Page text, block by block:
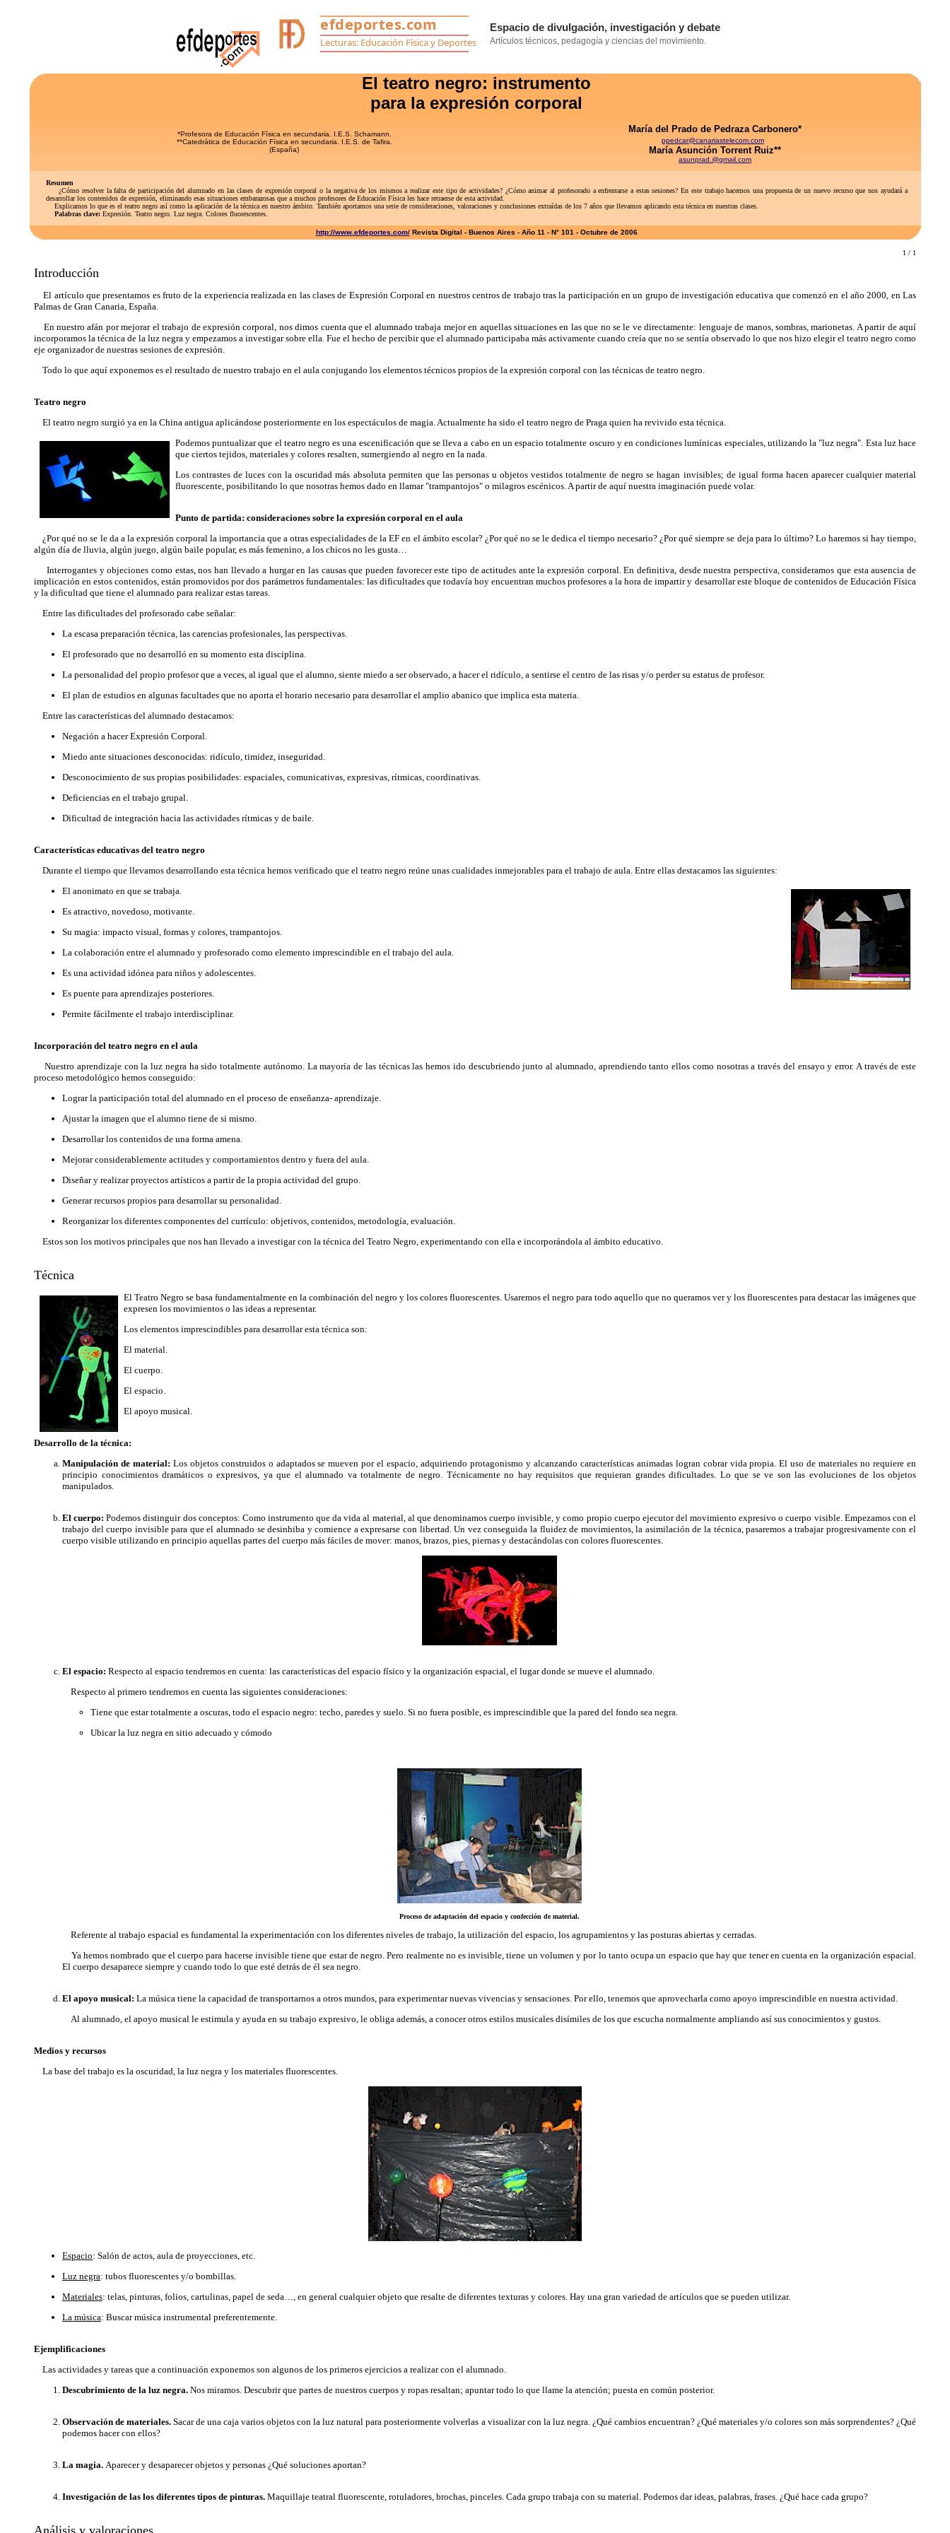
El teatro negro: instrumento
para la expresión corporal
*Profesora de Educación Física en secundaria. I.E.S. Schamann.
**Catedrática de Educación Física en secundaria. I.E.S. de Tafira.
(España)
María del Prado de Pedraza Carbonero*
ppedcar@canariastelecom.com
María Asunción Torrent Ruiz**
asunprad.@gmail.com
Resumen
¿Cómo resolver la falta de participación del alumnado en las clases de expresión corporal o la negativa de los mismos a realizar este tipo de actividades? ¿Cómo animar al profesorado a enfrentarse a estas sesiones? En este trabajo hacemos una propuesta de un nuevo recurso que nos ayudará a
desarrollar los contenidos de expresión, eliminando esas situaciones embarazosas que a muchos profesores de Educación Física les hace retraerse de esta actividad.
Explicamos lo que es el teatro negro así como la aplicación de la técnica en nuestro ámbito. También aportamos una serie de consideraciones, valoraciones y conclusiones extraídas de los 7 años que llevamos aplicando esta técnica en nuestras clases.
Palabras clave:Expresión. Teatro negro. Luz negra. Colores fluorescentes.
http://www.efdeportes.com/Revista Digital - Buenos Aires - Año 11 - N° 101 - Octubre de 2006
1 / 1
Introducción
El artículo que presentamos es fruto de la experiencia realizada en las clases de Expresión Corporal en nuestros centros de trabajo tras la participación en un grupo de investigación educativa que comenzó en el año 2000, en Las
Palmas de Gran Canaria, España.
En nuestro afán por mejorar el trabajo de expresión corporal, nos dimos cuenta que el alumnado trabaja mejor en aquellas situaciones en las que no se le ve directamente: lenguaje de manos, sombras, marionetas. A partir de aquí
incorporamos la técnica de la luz negra y empezamos a investigar sobre ella. Fue el hecho de percibir que el alumnado participaba más activamente cuando creía que no se sentía observado lo que nos hizo elegir el teatro negro como
eje organizador de nuestras sesiones de expresión.
Todo lo que aquí exponemos es el resultado de nuestro trabajo en el aula conjugando los elementos técnicos propios de la expresión corporal con las técnicas de teatro negro.
Teatro negro
El teatro negro surgió ya en la China antigua aplicándose posteriormente en los espectáculos de magia. Actualmente ha sido el teatro negro de Praga quien ha revivido esta técnica.
Podemos puntualizar que el teatro negro es una escenificación que se lleva a cabo en un espacio totalmente oscuro y en condiciones lumínicas especiales, utilizando la "luz negra". Esta luz hace
que ciertos tejidos, materiales y colores resalten, sumergiendo al negro en la nada.
Los contrastes de luces con la oscuridad más absoluta permiten que las personas u objetos vestidos totalmente de negro se hagan invisibles; de igual forma hacen aparecer cualquier material
fluorescente, posibilitando lo que nosotras hemos dado en llamar "trampantojos" o milagros escénicos. A partir de aquí nuestra imaginación puede volar.
Punto de partida: consideraciones sobre la expresión corporal en el aula
¿Por qué no se le da a la expresión corporal la importancia que a otras especialidades de la EF en el ámbito escolar? ¿Por qué no se le dedica el tiempo necesario? ¿Por qué siempre se deja para lo último? Lo haremos si hay tiempo,
algún día de lluvia, algún juego, algún baile popular, es más femenino, a los chicos no les gusta…
Interrogantes y objeciones como estas, nos han llevado a hurgar en las causas que pueden favorecer este tipo de actitudes ante la expresión corporal. En definitiva, desde nuestra perspectiva, consideramos que esta ausencia de
implicación en estos contenidos, están promovidos por dos parámetros fundamentales: las dificultades que todavía hoy encuentran muchos profesores a la hora de impartir y desarrollar este bloque de contenidos de Educación Física
y la dificultad que tiene el alumnado para realizar estas tareas.
Entre las dificultades del profesorado cabe señalar:
La escasa preparación técnica, las carencias profesionales, las perspectivas.
El profesorado que no desarrolló en su momento esta disciplina.
La personalidad del propio profesor que a veces, al igual que el alumno, siente miedo a ser observado, a hacer el ridículo, a sentirse el centro de las risas y/o perder su estatus de profesor.
El plan de estudios en algunas facultades que no aporta el horario necesario para desarrollar el amplio abanico que implica esta materia.
Entre las características del alumnado destacamos:
Negación a hacer Expresión Corporal.
Miedo ante situaciones desconocidas: ridículo, timidez, inseguridad.
Desconocimiento de sus propias posibilidades: espaciales, comunicativas, expresivas, rítmicas, coordinativas.
Deficiencias en el trabajo grupal.
Dificultad de integración hacia las actividades rítmicas y de baile.
Características educativas del teatro negro
Durante el tiempo que llevamos desarrollando esta técnica hemos verificado que el teatro negro reúne unas cualidades inmejorables para el trabajo de aula. Entre ellas destacamos las siguientes:
El anonimato en que se trabaja.
Es atractivo, novedoso, motivante.
Su magia: impacto visual, formas y colores, trampantojos.
La colaboración entre el alumnado y profesorado como elemento imprescindible en el trabajo del aula.
Es una actividad idónea para niños y adolescentes.
Es puente para aprendizajes posteriores.
Permite fácilmente el trabajo interdisciplinar.
Incorporación del teatro negro en el aula
Nuestro aprendizaje con la luz negra ha sido totalmente autónomo. La mayoría de las técnicas las hemos ido descubriendo junto al alumnado, aprendiendo tanto ellos como nosotras a través del ensayo y error. A través de este
proceso metodológico hemos conseguido:
Lograr la participación total del alumnado en el proceso de enseñanza- aprendizaje.
Ajustar la imagen que el alumno tiene de si mismo.
Desarrollar los contenidos de una forma amena.
Mejorar considerablemente actitudes y comportamientos dentro y fuera del aula.
Diseñar y realizar proyectos artísticos a partir de la propia actividad del grupo.
Generar recursos propios para desarrollar su personalidad.
Reorganizar los diferentes componentes del currículo: objetivos, contenidos, metodología, evaluación.
Estos son los motivos principales que nos han llevado a investigar con la técnica del Teatro Negro, experimentando con ella e incorporándola al ámbito educativo.
Técnica
El Teatro Negro se basa fundamentalmente en la combinación del negro y los colores fluorescentes. Usaremos el negro para todo aquello que no queramos ver y los fluorescentes para destacar las imágenes que
expresen los movimientos o las ideas a representar.
Los elementos imprescindibles para desarrollar esta técnica son:
El material.
El cuerpo.
El espacio.
El apoyo musical.
Desarrollo de la técnica:
Manipulación de material: Los objetos construidos o adaptados se mueven por el espacio, adquiriendo protagonismo y alcanzando características animadas logran cobrar vida propia. El uso de materiales no requiere en
principio conocimientos dramáticos o expresivos, ya que el alumnado va totalmente de negro. Técnicamente no hay requisitos que requieran grandes dificultades. Lo que se ve son las evoluciones de los objetos
manipulados.
El cuerpo: Podemos distinguir dos conceptos: Como instrumento que da vida al material, al que denominamos cuerpo invisible, y como propio cuerpo ejecutor del movimiento expresivo o cuerpo visible. Empezamos con el
trabajo del cuerpo invisible para que el alumnado se desinhiba y comience a expresarse con libertad. Un vez conseguida la fluidez de movimientos, la asimilación de la técnica, pasaremos a trabajar progresivamente con el
cuerpo visible utilizando en principio aquellas partes del cuerpo más fáciles de mover: manos, brazos, pies, piernas y destacándolas con colores fluorescentes.
El espacio: Respecto al espacio tendremos en cuenta: las características del espacio físico y la organización espacial, el lugar donde se mueve el alumnado.
Respecto al primero tendremos en cuenta las siguientes consideraciones:
Tiene que estar totalmente a oscuras, todo el espacio negro: techo, paredes y suelo. Si no fuera posible, es imprescindible que la pared del fondo sea negra.
Ubicar la luz negra en sitio adecuado y cómodo
Proceso de adaptación del espacio y confección de material.
Referente al trabajo espacial es fundamental la experimentación con los diferentes niveles de trabajo, la utilización del espacio, los agrupamientos y las posturas abiertas y cerradas.
Ya hemos nombrado que el cuerpo para hacerse invisible tiene que estar de negro. Pero realmente no es invisible, tiene un volumen y por lo tanto ocupa un espacio que hay que tener en cuenta en la organización espacial.
El cuerpo desaparece siempre y cuando todo lo que esté detrás de él sea negro.
El apoyo musical: La música tiene la capacidad de transportarnos a otros mundos, para experimentar nuevas vivencias y sensaciones. Por ello, tenemos que aprovecharla como apoyo imprescindible en nuestra actividad.
Al alumnado, el apoyo musical le estimula y ayuda en su trabajo expresivo, le obliga además, a conocer otros estilos musicales disímiles de los que escucha normalmente ampliando así sus conocimientos y gustos.
Medios y recursos
La base del trabajo es la oscuridad, la luz negra y los materiales fluorescentes.
Espacio: Salón de actos, aula de proyecciones, etc.
Luz negra: tubos fluorescentes y/o bombillas.
Materiales: telas, pinturas, folios, cartulinas, papel de seda…, en general cualquier objeto que resalte de diferentes texturas y colores. Hay una gran variedad de artículos que se pueden utilizar.
La música: Buscar música instrumental preferentemente.
Ejemplificaciones
Las actividades y tareas que a continuación exponemos son algunos de los primeros ejercicios a realizar con el alumnado.
Descubrimiento de la luz negra. Nos miramos. Descubrir que partes de nuestros cuerpos y ropas resaltan; apuntar todo lo que llame la atención; puesta en común posterior.
Observación de materiales.Sacar de una caja varios objetos con la luz natural para posteriormente volverlas a visualizar con la luz negra. ¿Qué cambios encuentran? ¿Qué materiales y/o colores son más sorprendentes? ¿Qué
podemos hacer con ellos?
La magia. Aparecer y desaparecer objetos y personas ¿Qué soluciones aportan?
Investigación de las los diferentes tipos de pinturas. Maquillaje teatral fluorescente, rotuladores, brochas, pinceles. Cada grupo trabaja con su material. Podemos dar ideas, palabras, frases. ¿Qué hace cada grupo?
Análisis y valoraciones